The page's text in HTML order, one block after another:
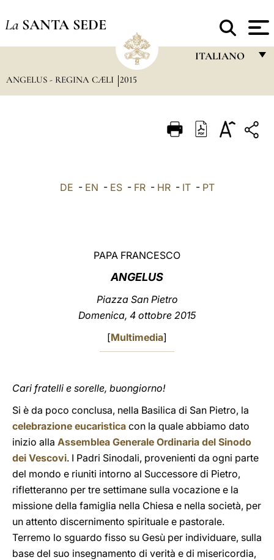
La SANTA SEDE
ITALIANO
ITALIANO
ANGELUS - REGINA CÆLI 2015
DE - EN - ES- FR- HR- IT- PT
PAPA FRANCESCO
ANGELUS
Piazza San Pietro
Domenica, 4 ottobre 2015
[Multimedia]
Cari fratelli e sorelle, buongiorno!
Si è da poco conclusa, nella Basilica di San Pietro, la
celebrazione eucaristica con la quale abbiamo dato
inizio alla Assemblea Generale Ordinaria del Sinodo
dei Vescovi. I Padri Sinodali, provenienti da ogni parte
del mondo e riuniti intorno al Successore di Pietro,
rifletteranno per tre settimane sulla vocazione e la
missione della famiglia nella Chiesa e nella società, per
un attento discernimento spirituale e pastorale.
Terremo lo sguardo fisso su Gesù per individuare, sulla
base del suo insegnamento di verità e di misericordia,